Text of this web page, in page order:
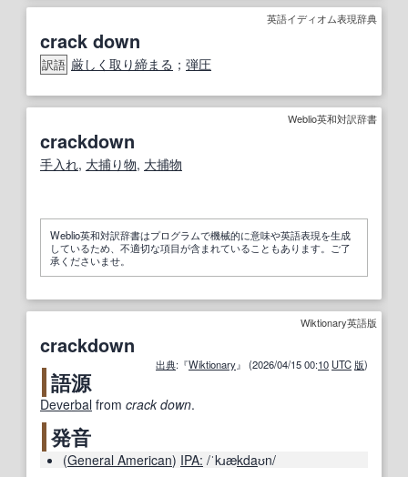
英語イディオム表現辞典
crack down
訳語 厳しく取り締まる ； 弾圧
Weblio英和対訳辞書
crackdown
手入れ, 大捕り物, 大捕物
Weblio英和対訳辞書はプログラムで機械的に意味や英語表現を生成
しているため、不適切な項目が含まれていることもあります。ご了
承くださいませ。
Wiktionary英語版
crackdown
出典:『Wiktionary』 (2026/04/15 00:10 UTC 版)
語源
Deverbal from crack down.
発音
(General American) IPA: /ˈkɹækdaʊn/